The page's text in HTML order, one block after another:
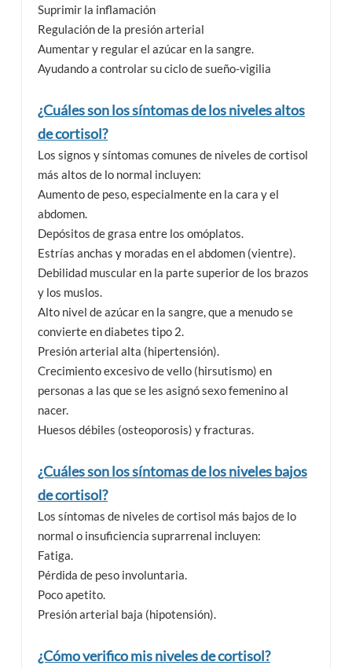
Suprimir la inflamación
Regulación de la presión arterial
Aumentar y regular el azúcar en la sangre.
Ayudando a controlar su ciclo de sueño-vigilia
¿Cuáles son los síntomas de los niveles altos
de cortisol?
Los signos y síntomas comunes de niveles de cortisol
más altos de lo normal incluyen:
Aumento de peso, especialmente en la cara y el
abdomen.
Depósitos de grasa entre los omóplatos.
Estrías anchas y moradas en el abdomen (vientre).
Debilidad muscular en la parte superior de los brazos
y los muslos.
Alto nivel de azúcar en la sangre, que a menudo se
convierte en diabetes tipo 2.
Presión arterial alta (hipertensión).
Crecimiento excesivo de vello (hirsutismo) en
personas a las que se les asignó sexo femenino al
nacer.
Huesos débiles (osteoporosis) y fracturas.
¿Cuáles son los síntomas de los niveles bajos
de cortisol?
Los síntomas de niveles de cortisol más bajos de lo
normal o insuficiencia suprarrenal incluyen:
Fatiga.
Pérdida de peso involuntaria.
Poco apetito.
Presión arterial baja (hipotensión).
¿Cómo verifico mis niveles de cortisol?